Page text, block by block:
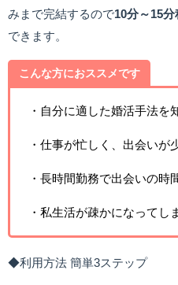
みまで完結するので10分～15
できます。
こんな方におススメです
・自分に適した婚活手法を
・仕事が忙しく、出会いが
・長時間勤務で出会いの時
・私生活が疎かになってし
◆利用方法 簡単3ステップ